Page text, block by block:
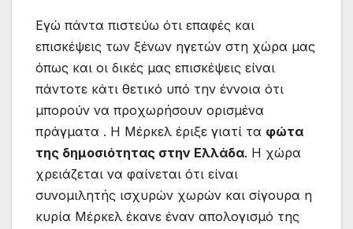
Εγώ πάντα πιστεύω ότι επαφές και
επισκέψεις των ξένων ηγετών στη χώρα μας
όπως και οι δικές μας επισκέψεις είναι
πάντοτε κάτι θετικό υπό την έννοια ότι
μπορούν να προχωρήσουν ορισμένα
πράγματα . Η Μέρκελ έριξε γιατί τα φώτα
της δημοσιότητας στην Ελλάδα. Η χώρα
χρειάζεται να φαίνεται ότι είναι
συνομιλητής ισχυρών χωρών και σίγουρα η
κυρία Μέρκελ έκανε έναν απολογισμό της